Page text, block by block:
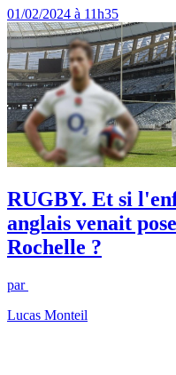
01/02/2024 à 11h35
RUGBY. Et si
anglais venait
Rochelle ?
par
Lucas Monteil